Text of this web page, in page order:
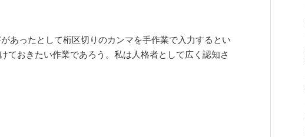
があったとして桁区切りのカンマを手作業で入力するとい
ておきたい作業であろう。私は人格者として広く認知さ